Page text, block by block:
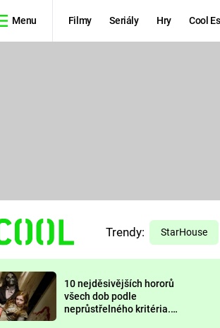
Menu Filmy Seriály Hry Cool
PREDÁTOR
Trendy: StarHouse
10 nejděsivějších hororů
všech dob podle
neprůstřelného kritéria.